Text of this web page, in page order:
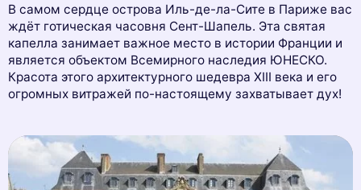
В самом сердце острова Иль-де-ла-Сите в Париже вас
ждёт готическая часовня Сент-Шапель. Эта святая
капелла занимает важное место в истории Франции и
является объектом Всемирного наследия ЮНЕСКО.
Красота этого архитектурного шедевра XIII века и его
огромных витражей по-настоящему захватывает дух!